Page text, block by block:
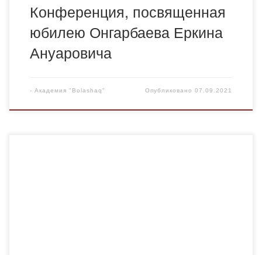
Конференция, посвященная
юбилею Онгарбаева Еркина
Ануаровича
- Академия "Bolashaq" Опубликовано07.09.2021